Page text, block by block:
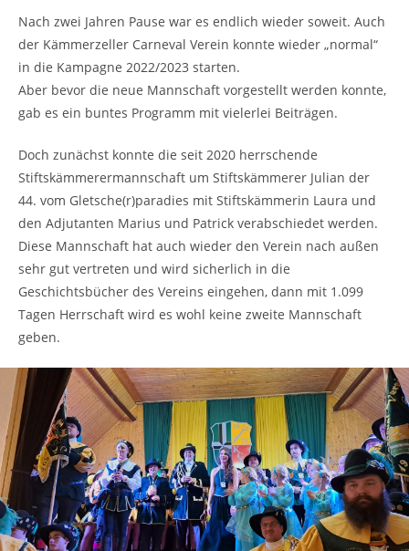
Nach zwei Jahren Pause war es endlich wieder soweit. Auch
der Kämmerzeller Carneval Verein konnte wieder „normal“
in die Kampagne 2022/2023 starten.
Aber bevor die neue Mannschaft vorgestellt werden konnte,
gab es ein buntes Programm mit vielerlei Beiträgen.
Doch zunächst konnte die seit 2020 herrschende
Stiftskämmerermannschaft um Stiftskämmerer Julian der
44. vom Gletsche(r)paradies mit Stiftskämmerin Laura und
den Adjutanten Marius und Patrick verabschiedet werden.
Diese Mannschaft hat auch wieder den Verein nach außen
sehr gut vertreten und wird sicherlich in die
Geschichtsbücher des Vereins eingehen, dann mit 1.099
Tagen Herrschaft wird es wohl keine zweite Mannschaft
geben.